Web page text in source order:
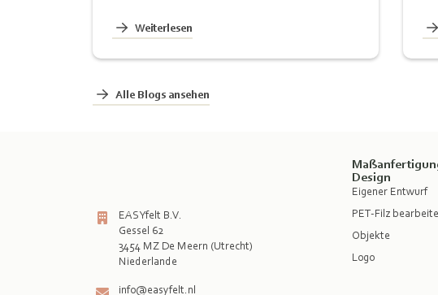
Weiterlesen
Alle Blogs ansehen
EASYfelt B.V.
Gessel 62
3454 MZ De Meern (Utrecht)
info@easyfelt.nl
Design
Eigener Entwurf
PET-Filz
Objekte
Logo